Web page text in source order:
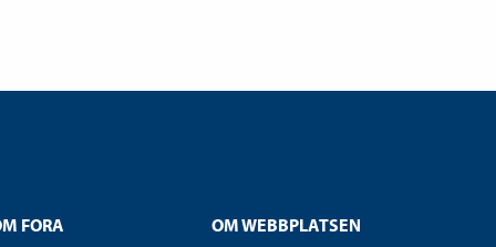
FORA
OM WEBBPLATSEN